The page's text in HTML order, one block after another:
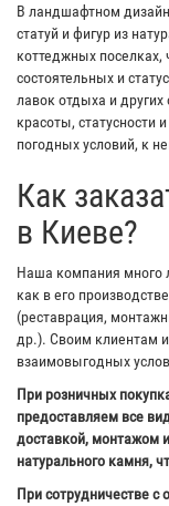
В ландшафтном
статуй и фигур из
коттеджных поселках,
состоятельных и
лавок отдыха и
красоты, статусности
погодных условий, к
Как
в Киеве?
Наша компания много
как в его
(реставрация,
др.). Своим клиентам
взаимовыгодных
При розничных
предоставляем все
доставкой, монтажом
натурального камня,
При сотрудничестве